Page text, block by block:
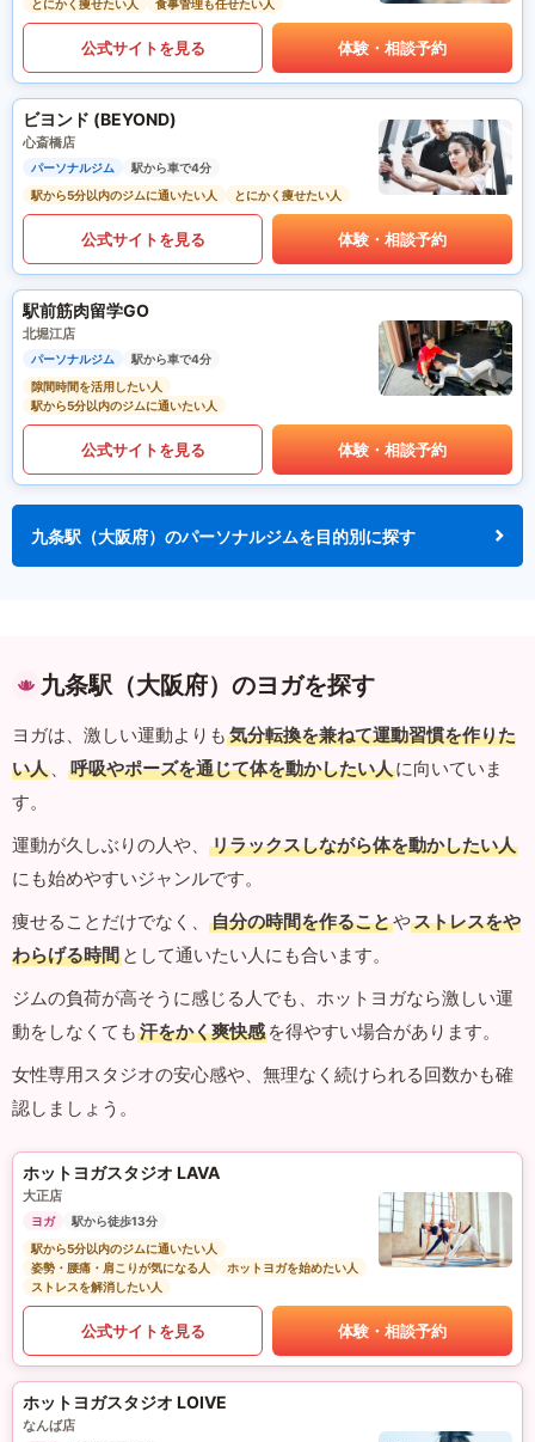
とにかく痩せたい人
食事管理も任せたい人
公式サイトを見る 体験・相談予約
ビヨンド (BEYOND)
心斎橋店
パーソナルジム
駅から車で4分
駅から5分以内のジムに通いたい人
とにかく痩せたい人
公式サイトを見る 体験・相談予約
駅前筋肉留学GO
北堀江店
パーソナルジム
駅から車で4分
隙間時間を活用したい人
駅から5分以内のジムに通いたい人
公式サイトを見る 体験・相談予約
九条駅（大阪府）のパーソナルジムを目的別に探す
九条駅（大阪府）のヨガを探す
ヨガは、激しい運動よりも 気分転換を兼ねて運動習慣を作りた
い人 、 呼吸やポーズを通じて体を動かしたい人に向いていま
す。
運動が久しぶりの人や、
リラックスしながら体を動かしたい人
にも始めやすいジャンルです。
痩せることだけでなく、
自分の時間を作ることやストレスをや
わらげる時間 として通いたい人にも合います。
ジムの負荷が高そうに感じる人でも、ホットヨガなら激しい運
動をしなくても 汗をかく爽快感 を得やすい場合があります。
女性専用スタジオの安心感や、無理なく続けられる回数かも確
認しましょう。
ホットヨガスタジオ LAVA
大正店
ヨガ
駅から徒歩13分
駅から5分以内のジムに通いたい人
姿勢・腰痛・肩こりが気になる人
ホットヨガを始めたい人
ストレスを解消したい人
公式サイトを見る 体験・相談予約
ホットヨガスタジオ LOIVE
なんば店